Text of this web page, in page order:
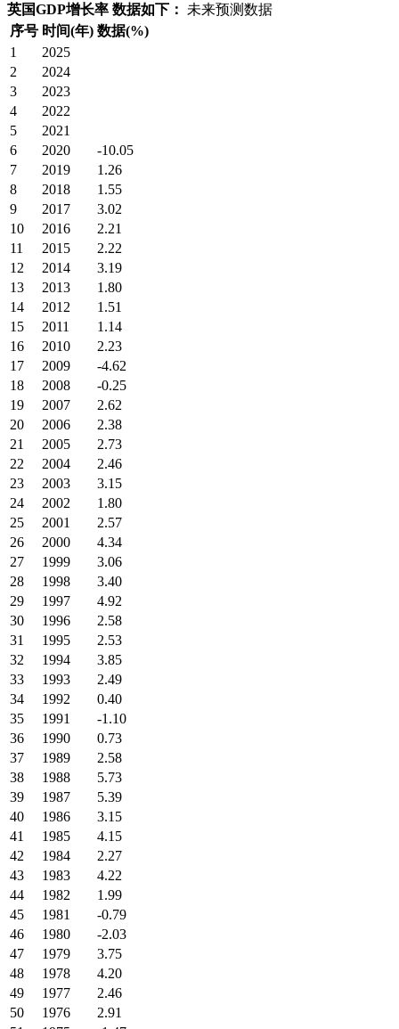
英国GDP增长率 数据如下：
未来预测数据
序号 时间(年) 数据(%)
1
2025
2
2024
3
2023
4
2022
5
2021
6
2020
-10.05
7
2019
1.26
8
2018
1.55
9
2017
3.02
10
2016
2.21
11
2015
2.22
12
2014
3.19
13
2013
1.80
14
2012
1.51
15
2011
1.14
16
2010
2.23
17
2009
-4.62
18
2008
-0.25
19
2007
2.62
20
2006
2.38
21
2005
2.73
22
2004
2.46
23
2003
3.15
24
2002
1.80
25
2001
2.57
26
2000
4.34
27
1999
3.06
28
1998
3.40
29
1997
4.92
30
1996
2.58
31
1995
2.53
32
1994
3.85
33
1993
2.49
34
1992
0.40
35
1991
-1.10
36
1990
0.73
37
1989
2.58
38
1988
5.73
39
1987
5.39
40
1986
3.15
41
1985
4.15
42
1984
2.27
43
1983
4.22
44
1982
1.99
45
1981
-0.79
46
1980
-2.03
47
1979
3.75
48
1978
4.20
49
1977
2.46
50
1976
2.91